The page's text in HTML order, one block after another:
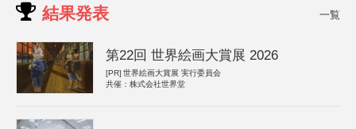
結果発表 一覧
第22回 世界絵画大賞展 2026
[PR] 世界絵画大賞展 実行委員会
共催：株式会社世界堂